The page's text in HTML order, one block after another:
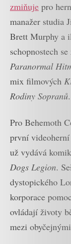
zmiňuje pro
manažer studia
Brett Murphy a
schopnostech
Paranormal
mix filmových
Rodiny Sopranů.
Pro Behemoth
první
už vydává
Dogs Legion.
dystopického
korporace
ovládají životy
mezi